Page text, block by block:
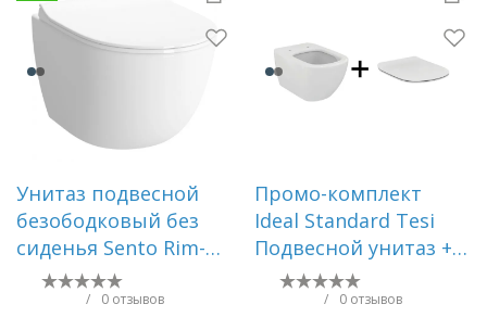
Унитаз подвесной
безободковый без
сиденья Sento Rim-ex
7748B003-0075
/ 0 отзывов
Промо-комплект
Ideal Standard Tesi
Подвесной унитаз +
Сиденье микролифт
в подарок () ZZ0001
/ 0 отзывов